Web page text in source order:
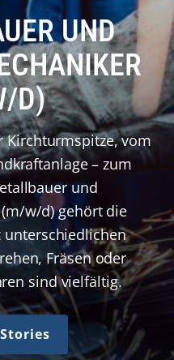
UND
D)
Kirchturmspitze, vom
– zum
und
w/d) gehört die
unterschiedlichen
Fräsen oder
sind vielfältig.